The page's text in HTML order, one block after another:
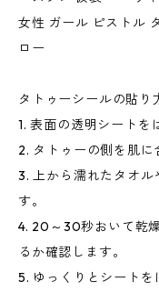
女性 ガール ピストル
ロー
タトゥーシールの貼り
1. 表面の透明シートを
2. タトゥーの側を肌に
3. 上から濡れたタオル
す。
4. 20～30秒おいて乾
るか確認します。
5. ゆっくりとシートを